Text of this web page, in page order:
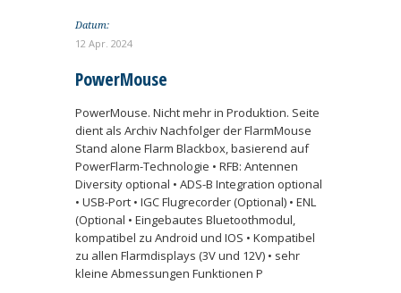
Datum:
12 Apr. 2024
PowerMouse
PowerMouse. Nicht mehr in Produktion. Seite
dient als Archiv Nachfolger der FlarmMouse
Stand alone Flarm Blackbox, basierend auf
PowerFlarm-Technologie • RFB: Antennen
Diversity optional • ADS-B Integration optional
• USB-Port • IGC Flugrecorder (Optional) • ENL
(Optional • Eingebautes Bluetoothmodul,
kompatibel zu Android und IOS • Kompatibel
zu allen Flarmdisplays (3V und 12V) • sehr
kleine Abmessungen Funktionen P